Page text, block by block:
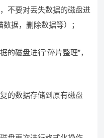
不要对丢失数据的磁盘进
据，删除数据等）；
的磁盘进行“碎片整理”，
的数据存储到原有磁盘